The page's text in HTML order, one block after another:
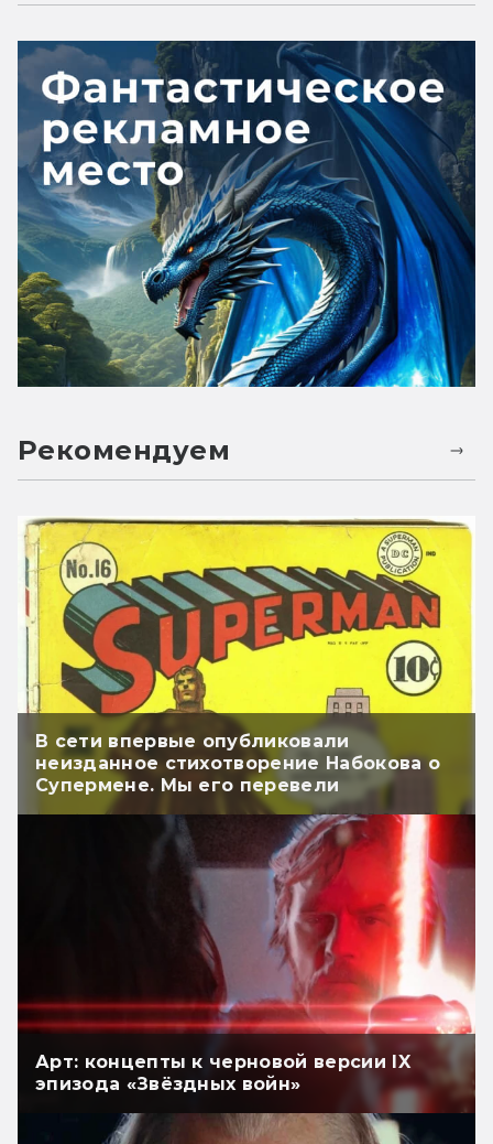
Рекомендуем
В сети впервые опубликовали
неизданное стихотворение Набокова о
Супермене. Мы его перевели
Арт: концепты к черновой версии IX
эпизода «Звёздных войн»